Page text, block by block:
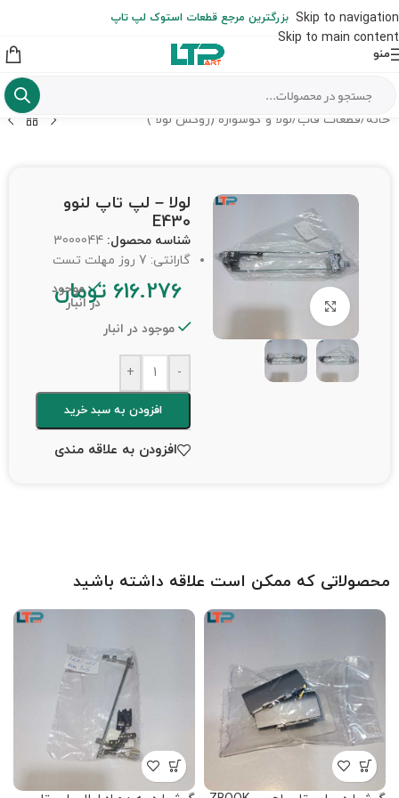
Skip to navigation
Skip to main content
از شهرستان به عهده مشتری است)
بزرگترین مرجع قطعات استوک لپ تاپ
منو
خانه /قطعات قاب/لولا و گوشواره (روکش لولا )
برای بزرگنمایی کلیک کنید
لولا – لپ تاپ لنوو
E430
شناسه محصول: 3000044
گارانتی: 7 روز مهلت تست
616.276 تومان
موجود
در انبار
موجود در انبار
-
+
افزودن به سبد خرید
افزودن به علاقه مندی
محصولاتی که ممکن است علاقه داشته باشید